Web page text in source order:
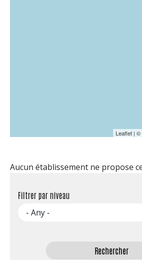
Filtrer par niveau
Leaflet | ©
Aucun établissement ne propose